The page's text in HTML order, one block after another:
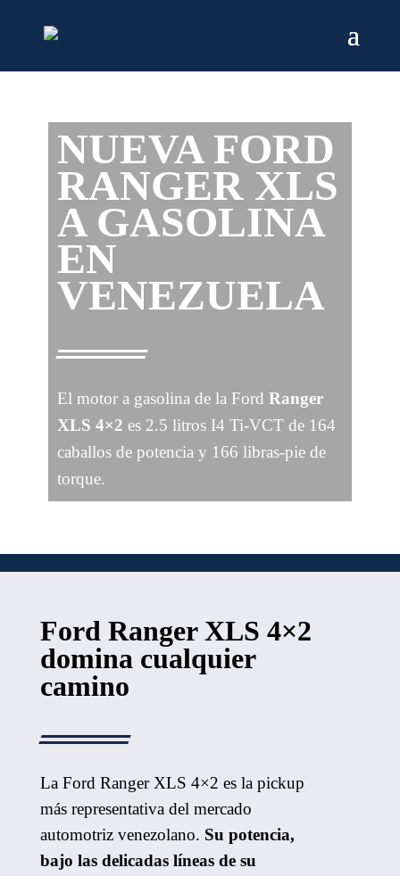
NUEVA FORD
RANGER XLS
A GASOLINA
EN
VENEZUELA
El motor a gasolina de la Ford Ranger
XLS 4×2 es 2.5 litros I4 Ti-VCT de 164
caballos de potencia y 166 libras-pie de
torque.
Ford Ranger XLS 4×2
domina cualquier
camino
La Ford Ranger XLS 4×2 es la pickup
más representativa del mercado
automotriz venezolano. Su potencia,
bajo las delicadas líneas de su